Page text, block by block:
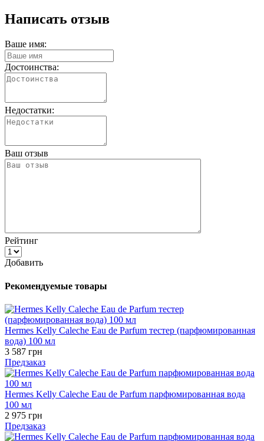
Написать отзыв
Ваше имя:
Достоинства:
Недостатки:
Ваш отзыв
Рейтинг
Добавить
Рекомендуемые товары
Hermes Kelly Caleche Eau de Parfum тестер (парфюмированная
вода) 100 мл
3 587 грн
Предзаказ
Hermes Kelly Caleche Eau de Parfum парфюмированная вода
100 мл
2 975 грн
Предзаказ